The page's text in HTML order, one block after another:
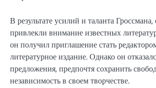
В результате усилий и таланта
привлекли внимание известных
он получил приглашение стать
литературное издание. Однако он
предложения, предпочтя сохранить
независимость в своем творчестве.